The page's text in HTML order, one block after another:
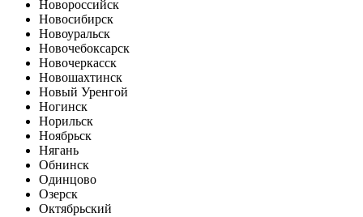
Новороссийск
Новосибирск
Новоуральск
Новочебоксарск
Новочеркасск
Новошахтинск
Новый Уренгой
Ногинск
Норильск
Ноябрьск
Нягань
Обнинск
Одинцово
Озерск
Октябрьский